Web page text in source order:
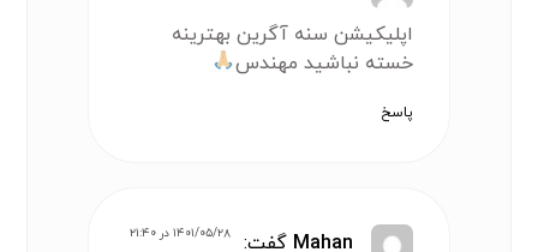
اپلیکیشن سنه آگرین بهترینه
خسته نباشید مهندس
پاسخ
Mahan گفت: ۱۴۰۱/۰۵/۲۸ در ۲۱:۴۰